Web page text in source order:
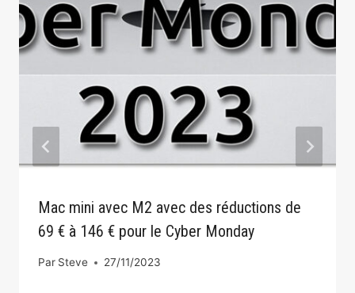
Mac mini avec M2 avec des réductions de
69 € à 146 € pour le Cyber ​​​​Monday
Par Steve 27/11/2023